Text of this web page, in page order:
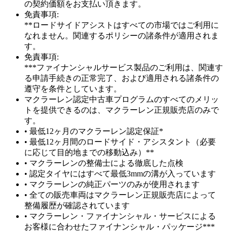
の契約価額をお支払い頂きます。
免責事項:
**ロードサイドアシストはすべての市場ではご利用に
なれません。関連するポリシーの諸条件が適用されま
す。
免責事項:
***ファイナンシャルサービス製品のご利用は、関連す
る申請手続きの正常完了、および適用される諸条件の
遵守を条件としています。
マクラーレン認定中古車プログラムのすべてのメリッ
トを提供できるのは、マクラーレン正規販売店のみで
す。
• 最低12ヶ月のマクラーレン認定保証*
• 最低12ヶ月間のロードサイド・アシスタント（必要
に応じて目的地までの移動込み）**
• マクラーレンの整備士による徹底した点検
• 認定タイヤにはすべて最低3mmの溝が入っています
• マクラーレンの純正パーツのみが使用されます
• 全ての販売車両はマクラーレン正規販売店によって
整備履歴が確認されています
• マクラーレン・ファイナンシャル・サービスによる
お客様に合わせたファイナンシャル・パッケージ***